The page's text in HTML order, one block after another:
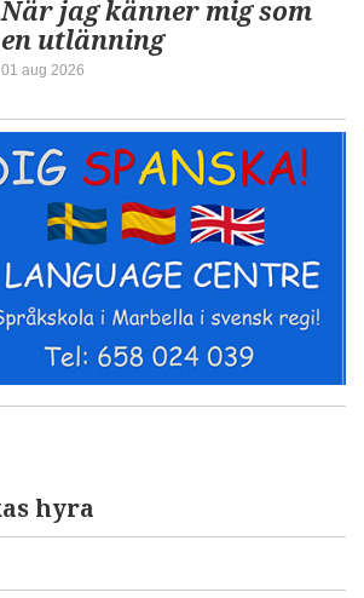
När jag känner mig som
en utlänning
01 aug 2026
hyra